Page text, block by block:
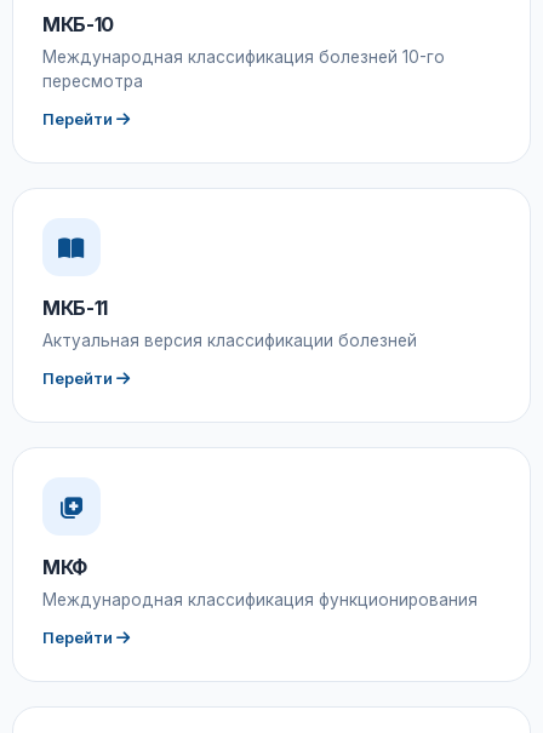
МКБ-10
Международная классификация болезней 10-го
пересмотра
Перейти
МКБ-11
Актуальная версия классификации болезней
Перейти
МКФ
Международная классификация функционирования
Перейти